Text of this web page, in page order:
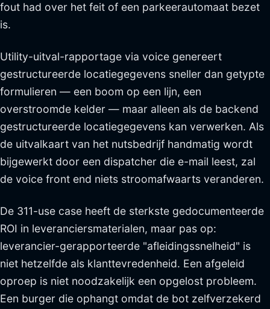
fout had over het feit of een parkeerautomaat bezet
is.
Utility-uitval-rapportage via voice genereert
gestructureerde locatiegegevens sneller dan getypte
formulieren — een boom op een lijn, een
overstroomde kelder — maar alleen als de backend
gestructureerde locatiegegevens kan verwerken. Als
de uitvalkaart van het nutsbedrijf handmatig wordt
bijgewerkt door een dispatcher die e-mail leest, zal
de voice front end niets stroomafwaarts veranderen.
De 311-use case heeft de sterkste gedocumenteerde
ROI in leveranciersmaterialen, maar pas op:
leverancier-gerapporteerde "afleidingssnelheid" is
niet hetzelfde als klanttevredenheid. Een afgeleid
oproep is niet noodzakelijk een opgelost probleem.
Een burger die ophangt omdat de bot zelfverzekerd